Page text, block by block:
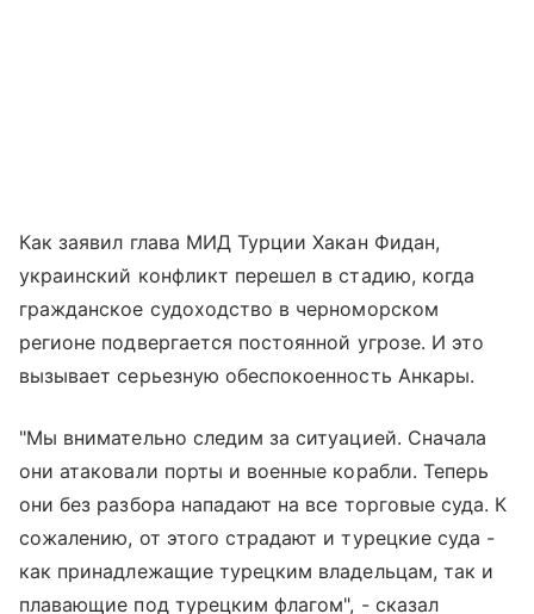
Как заявил глава МИД Турции Хакан Фидан,
украинский конфликт перешел в стадию, когда
гражданское судоходство в черноморском
регионе подвергается постоянной угрозе. И это
вызывает серьезную обеспокоенность Анкары.
"Мы внимательно следим за ситуацией. Сначала
они атаковали порты и военные корабли. Теперь
они без разбора нападают на все торговые суда. К
сожалению, от этого страдают и турецкие суда -
как принадлежащие турецким владельцам, так и
плавающие под турецким флагом", - сказал